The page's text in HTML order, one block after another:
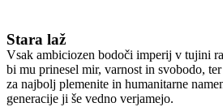
Stara laž
Vsak ambiciozen bodoči imperij v tujini
bi mu prinesel mir, varnost in svobodo,
za najbolj plemenite in humanitarne
generacije ji še vedno verjamejo.